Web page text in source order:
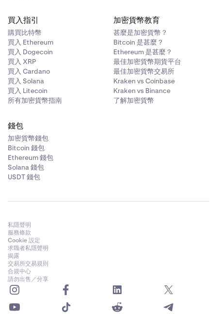
買入指引
購買比特幣
買入 Ethereum
買入 Dogecoin
買入 XRP
買入 Cardano
買入 Solana
買入 Litecoin
所有加密貨幣指南
加密貨幣教育
甚麼是加密貨幣？
Bitcoin 是甚麼？
Ethereum 是甚麼？
最佳加密貨幣期貨平台
最佳加密貨幣交易所
Kraken vs Coinbase
Kraken vs Binance
了解加密貨幣
錢包
加密貨幣錢包
Bitcoin 錢包
Ethereum 錢包
Solana 錢包
USDT 錢包
私隱聲明
服務條款
Cookie 設定
求職者私隱聲明
揭露
交易所交易規則
合規中心
請勿出售／分享